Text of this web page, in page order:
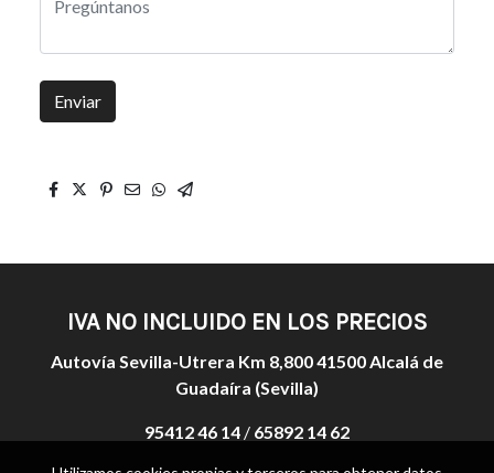
Enviar
IVA NO INCLUIDO EN LOS PRECIOS
Autovía Sevilla-Utrera Km 8,800 41500 Alcalá de
Guadaíra (Sevilla)
95412 46 14 / 65892 14 62